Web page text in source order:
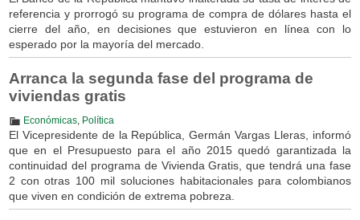
referencia y prorrogó su programa de compra de dólares hasta el
cierre del año, en decisiones que estuvieron en línea con lo
esperado por la mayoría del mercado.
Arranca la segunda fase del programa de
viviendas gratis
Económicas, Política
El Vicepresidente de la República, Germán Vargas Lleras, informó
que en el Presupuesto para el año 2015 quedó garantizada la
continuidad del programa de Vivienda Gratis, que tendrá una fase
2 con otras 100 mil soluciones habitacionales para colombianos
que viven en condición de extrema pobreza.